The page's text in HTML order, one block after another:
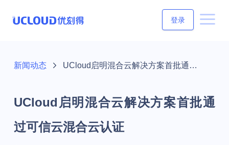
登录
新闻动态 UCloud启明混合云解决方案首批通过可信云混合云认证
UCloud启明混合云解决方案首批通
过可信云混合云认证